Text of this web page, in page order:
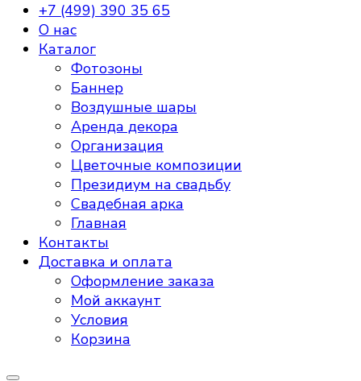
+7 (499) 390 35 65
О нас
Каталог
Фотозоны
Баннер
Воздушные шары
Аренда декора
Организация
Цветочные композиции
Президиум на свадьбу
Свадебная арка
Главная
Контакты
Доставка и оплата
Оформление заказа
Мой аккаунт
Условия
Корзина